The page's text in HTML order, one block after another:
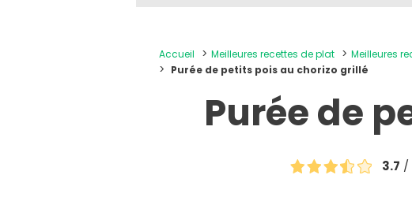
Accueil Meilleures recettes de plat Meilleures
Purée de petits pois au chorizo grillé
Purée de
3.7 /